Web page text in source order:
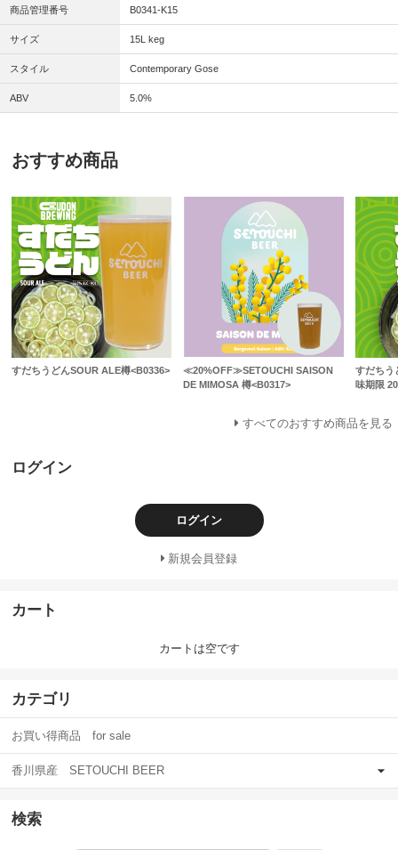
商品管理番号 B0341-K15
サイズ 15L keg
スタイル Contemporary Gose
ABV 5.0%
おすすめ商品
すだちうどんSOUR ALE樽<B0336>
≪20%OFF≫SETOUCHI SAISON
DE MIMOSA 樽<B0317>
すだちう
味期限
すべてのおすすめ商品を見る
ログイン
ログイン
新規会員登録
カート
カートは空です
カテゴリ
お買い得商品 for sale
香川県産 SETOUCHI BEER
検索